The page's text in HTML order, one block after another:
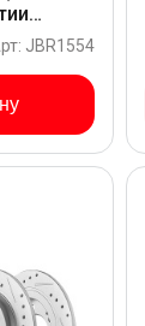
JBR1554